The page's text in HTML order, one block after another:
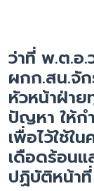
ว่าที่ พ.ต.อ
ผกก.สน.จั
หัวหน้าฝ่า
ปัญหา ให้ก
เพื่อไว้ใช้ใ
เดือดร้อนแ
ปฏิบัติหน้าที่